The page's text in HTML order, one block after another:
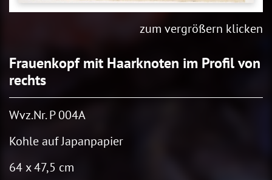
zum vergrößern klicken
Frauenkopf mit Haarknoten im Profil von
rechts
Wvz.Nr. P 004A
Kohle auf Japanpapier
64 x 47,5 cm